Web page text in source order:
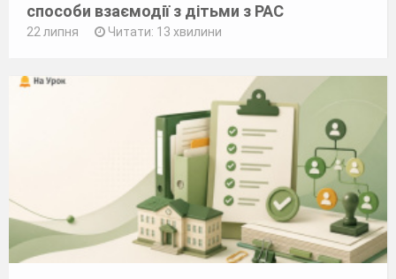
способи взаємодії з дітьми з РАС
22 липня Читати: 13 хвилини